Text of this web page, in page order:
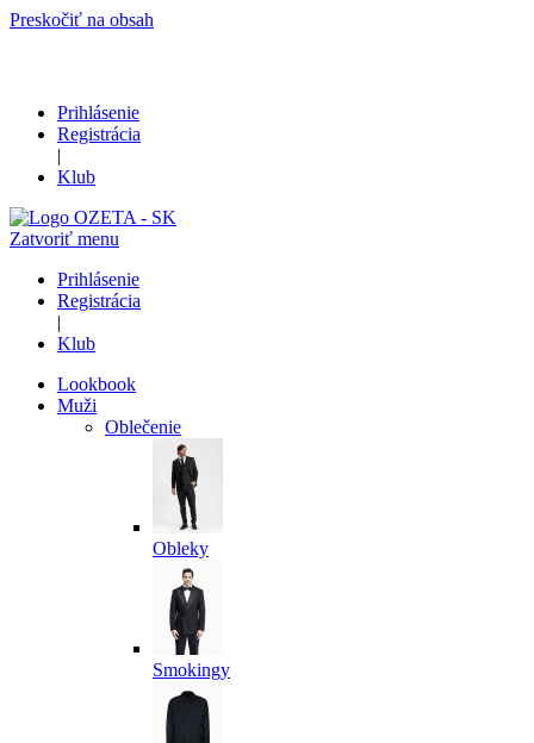
Preskočiť na obsah
Prihlásenie
Registrácia
|
Klub
Zatvoriť menu
Prihlásenie
Registrácia
|
Klub
Lookbook
Muži
Oblečenie
Obleky
Smokingy